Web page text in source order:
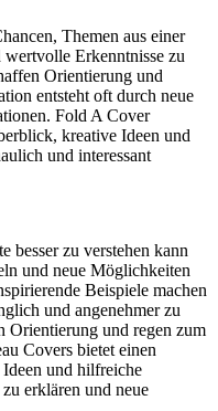
Themen aus einer
wertvolle Erkenntnisse zu
Orientierung und
entsteht oft durch neue
Fold A Cover
kreative Ideen und
und interessant
besser zu verstehen kann
und neue Möglichkeiten
Beispiele machen
und angenehmer zu
Orientierung und regen zum
Covers bietet einen
und hilfreiche
erklären und neue